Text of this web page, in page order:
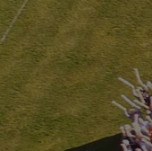
Cambodia- English
China - Chinese
China-English
Indonesia -English
Korea- 한국어
Korea-영어
Malaysia-English